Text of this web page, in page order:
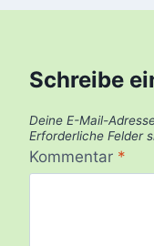
Schreibe
Deine E-Mail-
Erforderliche Felder
Kommentar *